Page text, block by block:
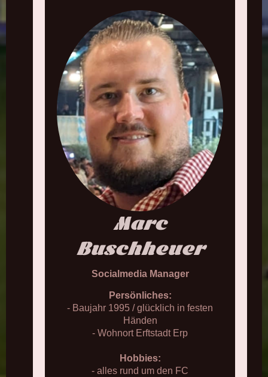
Marc
Buschheuer
Socialmedia Manager
Persönliches:
- Baujahr 1995 / glücklich in festen
Händen
- Wohnort Erftstadt Erp
Hobbies:
- alles rund um den FC